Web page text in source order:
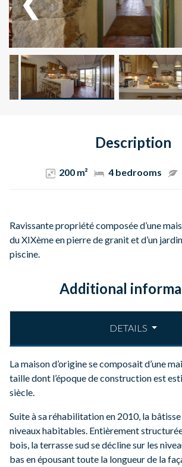
Description
200 m² 4 bedrooms
Ravissante propriété composée d’une
du XIXème en pierre de granit et d’un
piscine.
Additional
DETAILS
La maison d’origine se composait d’une
taille dont l’époque de construction est
siècle.
Suite à sa réhabilitation en 2010, la bâtisse
niveaux habitables. Entièrement
bois, la terrasse sud se décline sur les
bas en épousant toute la longueur de la